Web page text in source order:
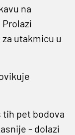
na
utakmicu u
tih pet bodova
- dolazi